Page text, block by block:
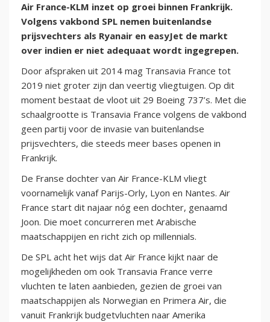
Air France-KLM inzet op groei binnen Frankrijk.
Volgens vakbond SPL nemen buitenlandse
prijsvechters als Ryanair en easyJet de markt
over indien er niet adequaat wordt ingegrepen.
Door afspraken uit 2014 mag Transavia France tot
2019 niet groter zijn dan veertig vliegtuigen. Op dit
moment bestaat de vloot uit 29 Boeing 737’s. Met die
schaalgrootte is Transavia France volgens de vakbond
geen partij voor de invasie van buitenlandse
prijsvechters, die steeds meer bases openen in
Frankrijk.
De Franse dochter van Air France-KLM vliegt
voornamelijk vanaf Parijs-Orly, Lyon en Nantes. Air
France start dit najaar nóg een dochter, genaamd
Joon. Die moet concurreren met Arabische
maatschappijen en richt zich op millennials.
De SPL acht het wijs dat Air France kijkt naar de
mogelijkheden om ook Transavia France verre
vluchten te laten aanbieden, gezien de groei van
maatschappijen als Norwegian en Primera Air, die
vanuit Frankrijk budgetvluchten naar Amerika